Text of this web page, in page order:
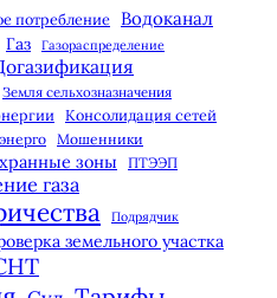
потребление Водоканал
Газ Газораспределение
Земля сельхозназначения
Консолидация сетей
Мошенники
зоны ПТЭЭП
газа
Подрядчик
земельного участка